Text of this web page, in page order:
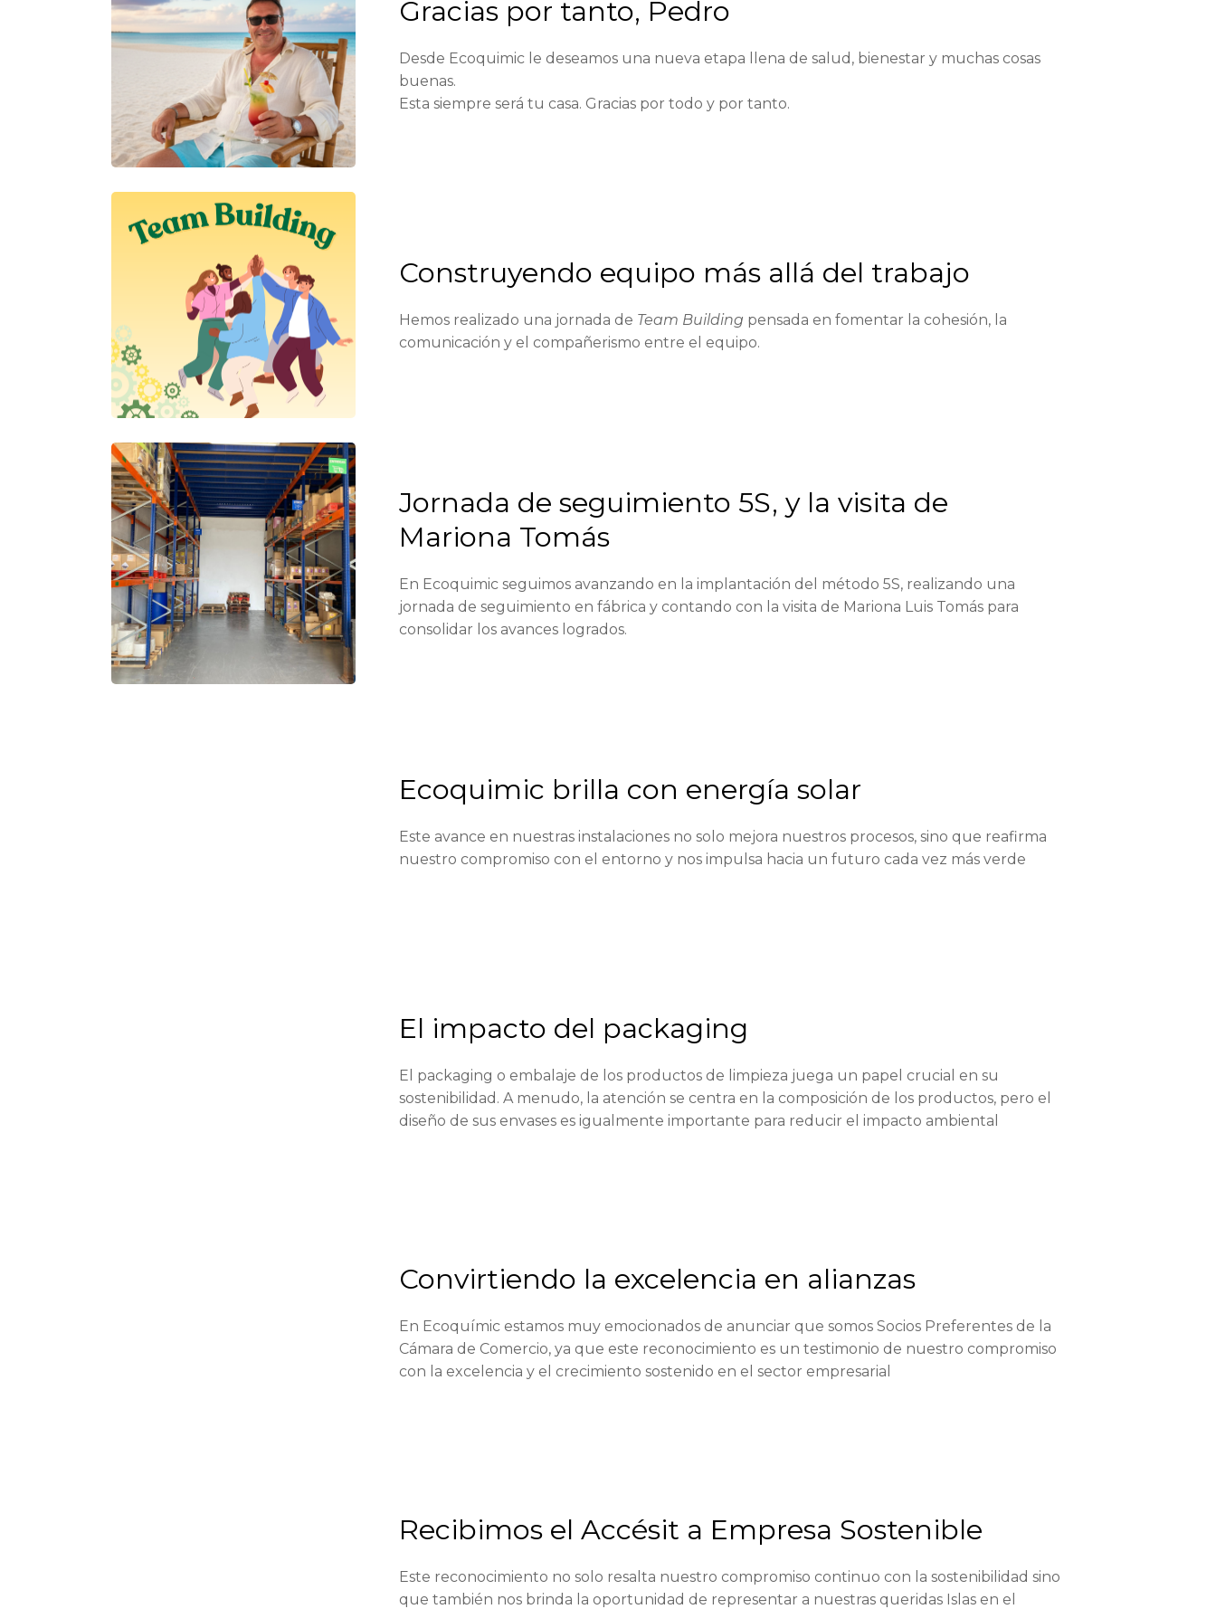
Gracias por tanto, Pedro
Desde Ecoquimic le deseamos una nueva etapa llena de salud, bienestar y muchas cosas
buenas.
Esta siempre será tu casa. Gracias por todo y por tanto.
Construyendo equipo más allá del trabajo
Hemos realizado una jornada de Team Building pensada en fomentar la cohesión, la
comunicación y el compañerismo entre el equipo.
Jornada de seguimiento 5S, y la visita de
Mariona Tomás
En Ecoquimic seguimos avanzando en la implantación del método 5S, realizando una
jornada de seguimiento en fábrica y contando con la visita de Mariona Luis Tomás para
consolidar los avances logrados.
Ecoquimic brilla con energía solar
Este avance en nuestras instalaciones no solo mejora nuestros procesos, sino que reafirma
nuestro compromiso con el entorno y nos impulsa hacia un futuro cada vez más verde
El impacto del packaging
El packaging o embalaje de los productos de limpieza juega un papel crucial en su
sostenibilidad. A menudo, la atención se centra en la composición de los productos, pero el
diseño de sus envases es igualmente importante para reducir el impacto ambiental
Convirtiendo la excelencia en alianzas
En Ecoquímic estamos muy emocionados de anunciar que somos Socios Preferentes de la
Cámara de Comercio, ya que este reconocimiento es un testimonio de nuestro compromiso
con la excelencia y el crecimiento sostenido en el sector empresarial
Recibimos el Accésit a Empresa Sostenible
Este reconocimiento no solo resalta nuestro compromiso continuo con la sostenibilidad sino
que también nos brinda la oportunidad de representar a nuestras queridas Islas en el